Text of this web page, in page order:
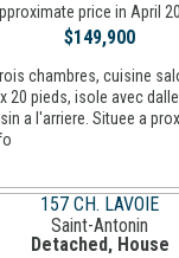
price in April
$149,900
chambres, cuisine
20 pieds, isole avec
a l'arriere. Situee a
157 CH. LAVOIE
Saint-Antonin
Detached, House